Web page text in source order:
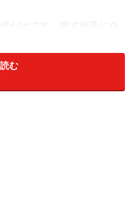
だけです。渡す相手に合
応じてサイズを変えても
む